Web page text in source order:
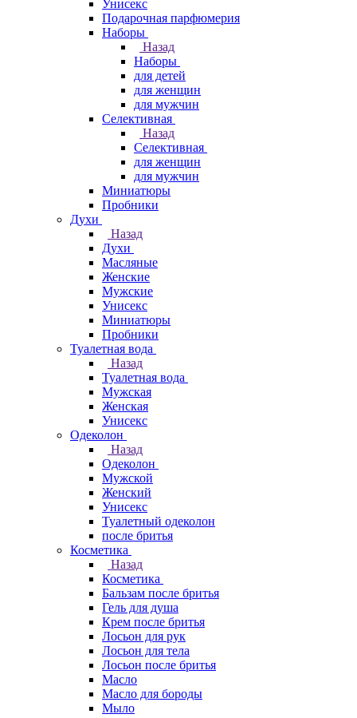
Унисекс
Подарочная парфюмерия
Наборы
Назад
Наборы
для детей
для женщин
для мужчин
Селективная
Назад
Селективная
для женщин
для мужчин
Миниатюры
Пробники
Духи
Назад
Духи
Масляные
Женские
Мужские
Унисекс
Миниатюры
Пробники
Туалетная вода
Назад
Туалетная вода
Мужская
Женская
Унисекс
Одеколон
Назад
Одеколон
Мужской
Женский
Унисекс
Туалетный одеколон
после бритья
Косметика
Назад
Косметика
Бальзам после бритья
Гель для душа
Крем после бритья
Лосьон для рук
Лосьон для тела
Лосьон после бритья
Масло
Масло для бороды
Мыло